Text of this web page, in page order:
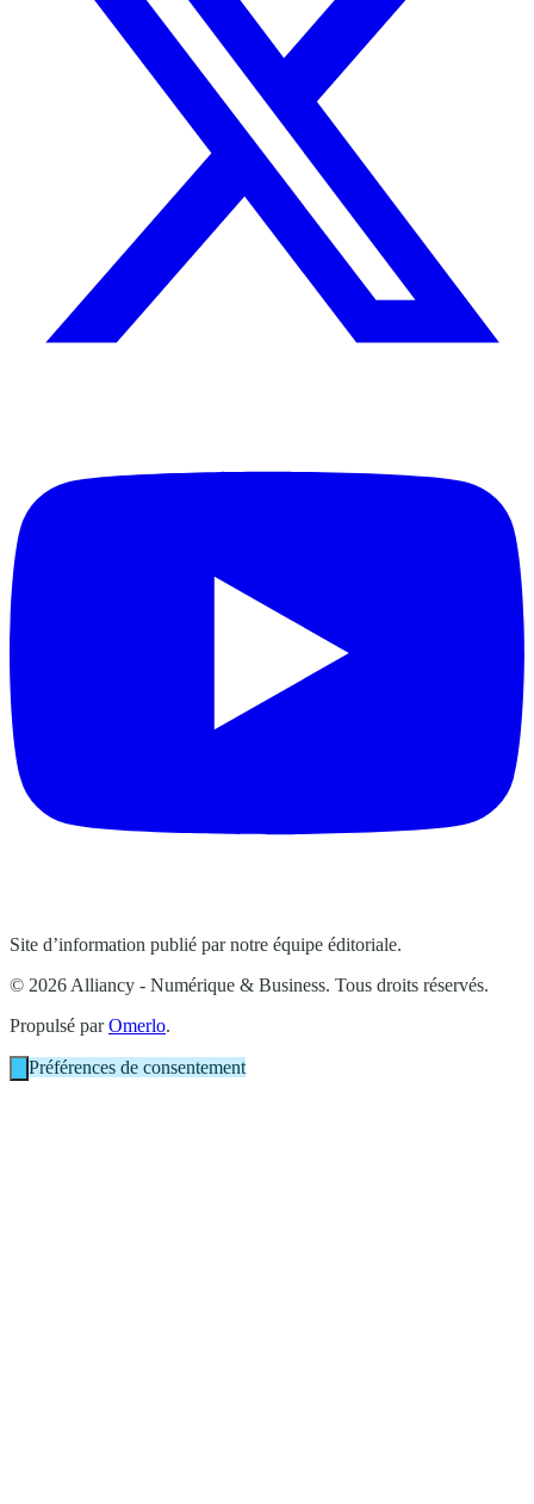
Site d’information publié par notre équipe éditoriale.
© 2026 Alliancy - Numérique & Business. Tous droits réservés.
Propulsé parOmerlo.
Préférences de consentement